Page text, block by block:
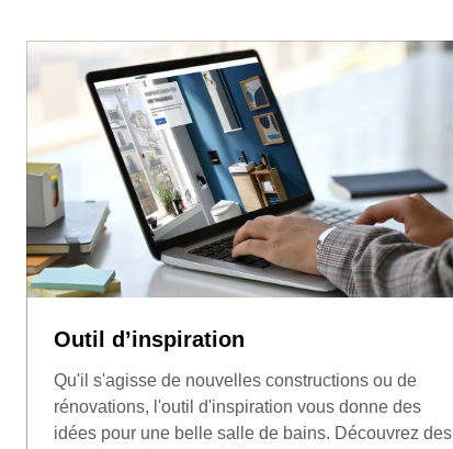
Outil d’inspiration
Qu'il s'agisse de nouvelles constructions ou de
rénovations, l'outil d'inspiration vous donne des
idées pour une belle salle de bains. Découvrez des